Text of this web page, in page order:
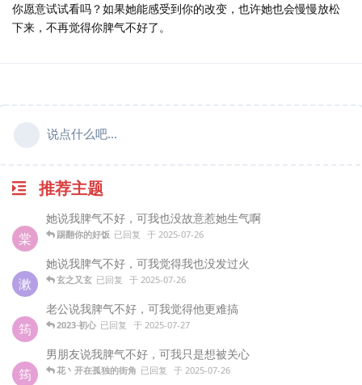
你愿意试试看吗？如果她能感受到你的改变，也许她也会慢慢放松
下来，不再觉得你脾气不好了。
说点什么吧...
推荐主题
棠
她说我脾气不好，可我也没故意惹她生气啊
踢翻你的好饭 已回复 于 2025-07-26
漱
她说我脾气不好，可我觉得我也没发过火
玄之又玄 已回复 于 2025-07-26
筠
老公说我脾气不好，可我觉得他更难搞
2023·初心 已回复 于 2025-07-27
筠
男朋友说我脾气不好，可我只是想被关心
花丶开在孤独的街角 已回复 于 2025-07-26